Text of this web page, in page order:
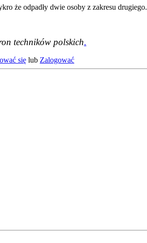
że odpadły dwie osoby z zakresu drugiego.
techników polskich.
się lub Zalogować